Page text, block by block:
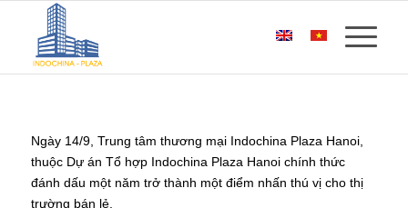
Ngày 14/9, Trung tâm thương mại Indochina Plaza Hanoi,
thuộc Dự án Tổ hợp Indochina Plaza Hanoi chính thức
đánh dấu một năm trở thành một điểm nhấn thú vị cho thị
trường bán lẻ.